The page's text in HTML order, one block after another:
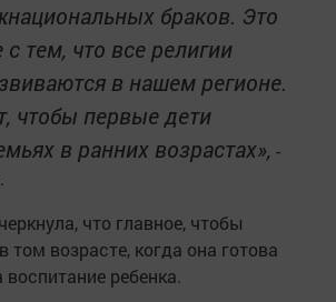
браков. Это
тем, что все религии
в нашем регионе.
чтобы первые дети
в ранних возрастах», -
что главное, чтобы
возрасте, когда она готова
ребенка.